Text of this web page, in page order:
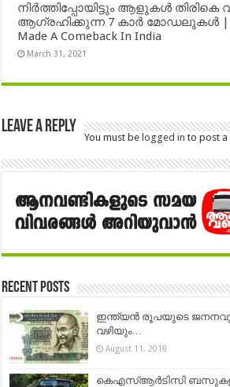
നിർത്തിപ്പോയിട്ടും ആളുകൾ തിരികെ
ആഗ്രഹിക്കുന്ന 7 കാർ മോഡലുകൾ | 7
Made A Comeback In India
March 31, 2021
Leave a Reply
You must be logged in to post a
Recent Posts
ഇന്ത്യൻ രൂപയുടെ ജനനവും,
വഴിയും…
August 11, 2018
കെഎസ്ആർടിസി